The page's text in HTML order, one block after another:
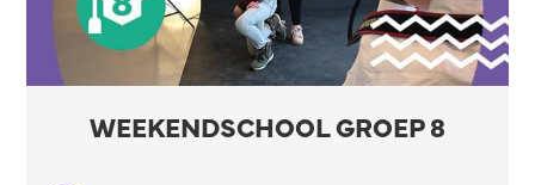
WEEKENDSCHOOL GROEP 8